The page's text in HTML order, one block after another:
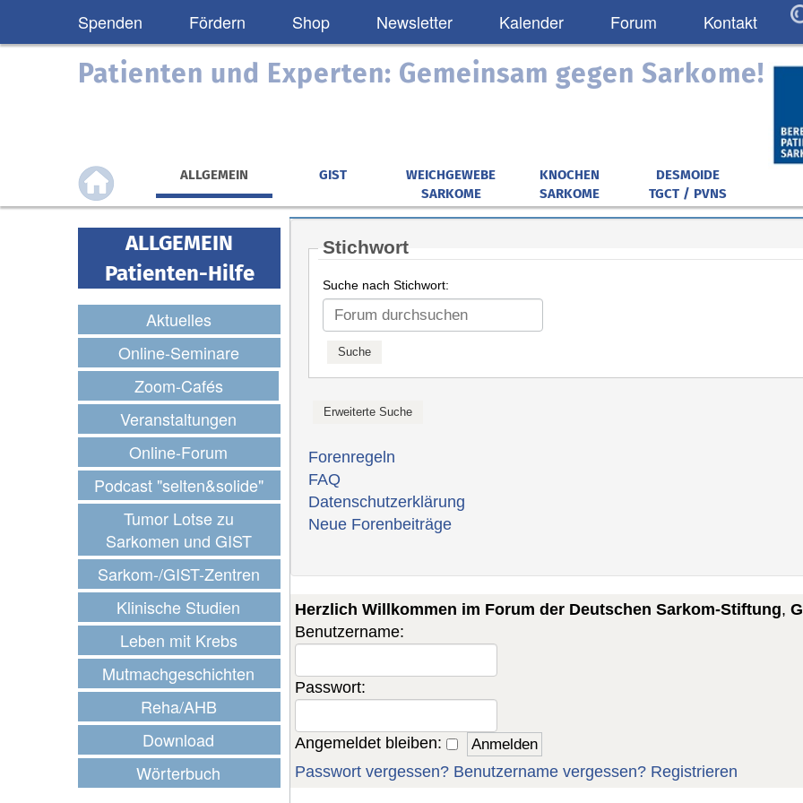
Spenden Fördern Shop Newsletter Kalender Forum Kontakt
Patienten und Experten: Gemeinsam gegen Sarkome!
ALLGEMEIN GIST
WEICHGEWEBE
SARKOME
KNOCHEN
SARKOME
DESMOIDE
TGCT / PVNS
ALLGEMEIN
Patienten-Hilfe
Aktuelles
Online-Seminare
Zoom-Cafés
Veranstaltungen
Online-Forum
Podcast "selten&solide"
Tumor Lotse zu
Sarkomen und GIST
Sarkom-/GIST-Zentren
Klinische Studien
Leben mit Krebs
Mutmachgeschichten
Reha/AHB
Download
Wörterbuch
Stichwort
Suche nach Stichwort:
Forenregeln
FAQ
Datenschutzerklärung
Neue Forenbeiträge
Herzlich Willkommen im Forum der Deutschen Sarkom-Stiftung,
Benutzername:
Passwort:
Angemeldet bleiben:
Passwort vergessen? Benutzername vergessen? Registrieren